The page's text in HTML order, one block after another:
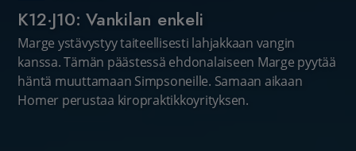
K12·J10: Vankilan enkeli
Marge ystävystyy taiteellisesti lahjakkaan vangin
kanssa. Tämän päästessä ehdonalaiseen Marge pyytää
häntä muuttamaan Simpsoneille. Samaan aikaan
Homer perustaa kiropraktikkoyrityksen.